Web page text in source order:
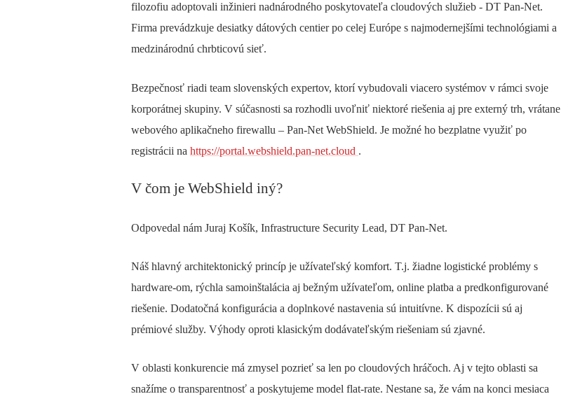
filozofiu adoptovali inžinieri nadnárodného poskytovateľa cloudových služieb - DT Pan-Net.
Firma prevádzkuje desiatky dátových centier po celej Európe s najmodernejšími technológiami a
medzinárodnú chrbticovú sieť.
Bezpečnosť riadi team slovenských expertov, ktorí vybudovali viacero systémov v rámci svoje
korporátnej skupiny. V súčasnosti sa rozhodli uvoľniť niektoré riešenia aj pre externý trh, vrátane
webového aplikačneho firewallu – Pan-Net WebShield. Je možné ho bezplatne využiť po
registrácii na https://portal.webshield.pan-net.cloud .
V čom je WebShield iný?
Odpovedal nám Juraj Košík, Infrastructure Security Lead, DT Pan-Net.
Náš hlavný architektonický princíp je užívateľský komfort. T.j. žiadne logistické problémy s
hardware-om, rýchla samoinštalácia aj bežným užívateľom, online platba a predkonfigurované
riešenie. Dodatočná konfigurácia a doplnkové nastavenia sú intuitívne. K dispozícii sú aj
prémiové služby. Výhody oproti klasickým dodávateľským riešeniam sú zjavné.
V oblasti konkurencie má zmysel pozrieť sa len po cloudových hráčoch. Aj v tejto oblasti sa
snažíme o transparentnosť a poskytujeme model flat-rate. Nestane sa, že vám na konci mesiaca